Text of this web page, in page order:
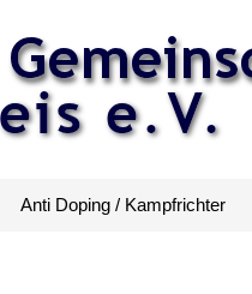
Anti Doping / Kampfrichter